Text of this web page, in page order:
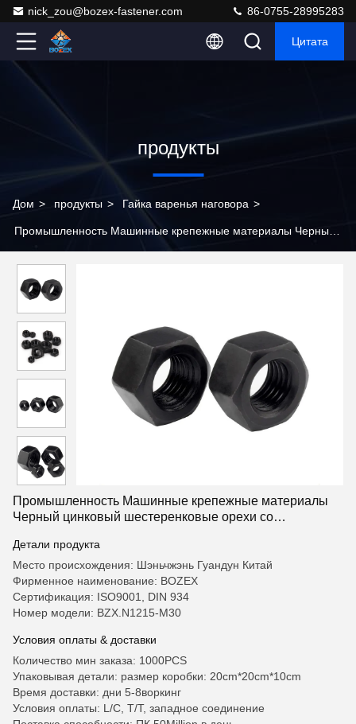
nick_zou@bozex-fastener.com 86-0755-28995283
Цитата
продукты
Дом > продукты > Гайка варенья наговора >
Промышленность Машинные крепежные материалы Черный
покрытием 4.8 Сплавная сталь M2 M30
Промышленность Машинные крепежные материалы
Черный цинковый шестеренковые орехи со
M30
Детали продукта
Место происхождения: Шэньчжэнь Гуандун Китай
Фирменное наименование: BOZEX
Сертификация: ISO9001, DIN 934
Номер модели: BZX.N1215-M30
Условия оплаты & доставки
Количество мин заказа: 1000PCS
Упаковывая детали: размер коробки: 20cm*20cm*10cm
Время доставки: дни 5-8воркинг
Условия оплаты: L/C, T/T, западное соединение